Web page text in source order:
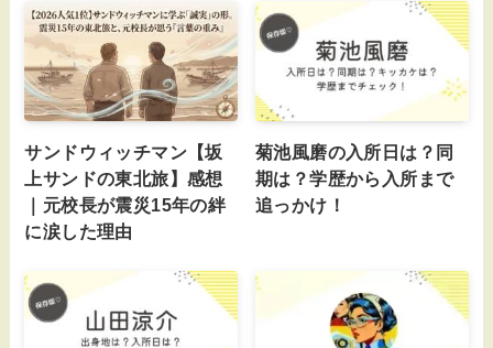
サンドウィッチマン【坂
上サンドの東北旅】感想
｜元校長が震災15年の絆
に涙した理由
菊池風磨の入所日は？同
期は？学歴から入所まで
追っかけ！